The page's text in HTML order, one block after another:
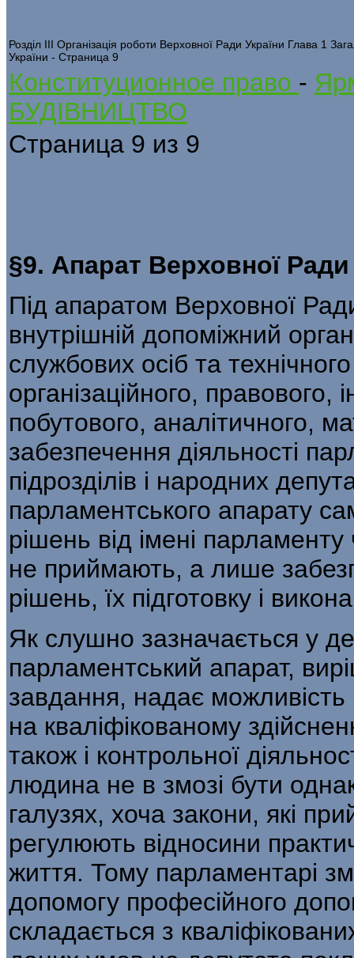
Розділ ІІІ Організація роботи Верховної Ради України Глава 1
України - Страница 9
Конституционное право -
БУДІВНИЦТВО
Страница 9 из 9
§9. Апарат Верховної Ради
Під апаратом Верховної
внутрішній допоміжний
службових осіб та
організаційного, правового,
побутового, аналітичного,
забезпечення діяльності
підрозділів і народних
парламентського апарату
рішень від імені парламенту
не приймають, а лише
рішень, їх підготовку і
Як слушно зазначається у
парламентський апарат,
завдання, надає
на кваліфікованому
також і контрольної
людина не в змозі бути
галузях, хоча закони, які
регулюють відносини
життя. Тому парламентарі
допомогу професійного
складається з